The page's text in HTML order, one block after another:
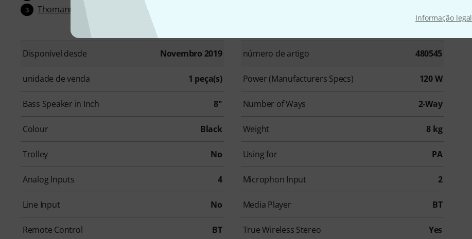
Informação legal
3 Thomann garantie de 3 anos
Disponível desde Novembro 2019 número de artigo 480545
unidade de venda 1 peça(s) Power (Manufacturers Specs) 120 W
Bass Speaker in Inch 8" Number of Ways 2-Way
Colour Black Weight 8 kg
Trolley No Using for PA
Analog Inputs 4 Microphon Input 2
Line Input No Media Player BT
Remote Control BT True Wireless Stereo Yes